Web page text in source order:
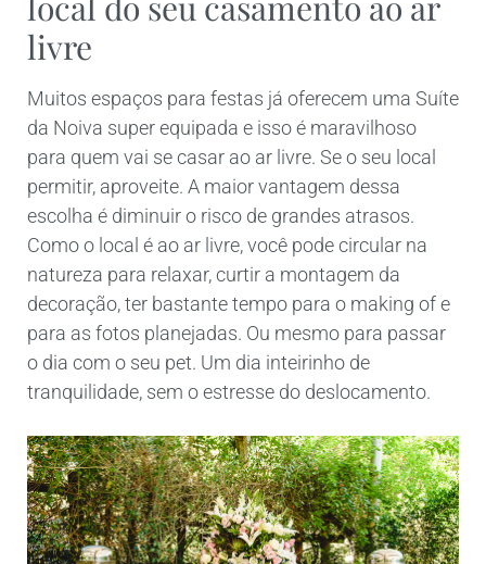
livre
Muitos espaços para festas já oferecem uma Suíte
da Noiva super equipada e isso é maravilhoso
para quem vai se casar ao ar livre. Se o seu local
permitir, aproveite. A maior vantagem dessa
escolha é diminuir o risco de grandes atrasos.
Como o local é ao ar livre, você pode circular na
natureza para relaxar, curtir a montagem da
decoração, ter bastante tempo para o making of e
para as fotos planejadas. Ou mesmo para passar
o dia com o seu pet. Um dia inteirinho de
tranquilidade, sem o estresse do deslocamento.